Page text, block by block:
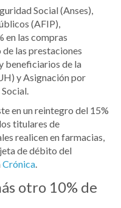
Social (Anses),
(AFIP),
en las compras
las prestaciones
beneficiarios de la
y Asignación por
en un reintegro del 15%
titulares de
realicen en farmacias,
de débito del
Crónica.
otro 10% de